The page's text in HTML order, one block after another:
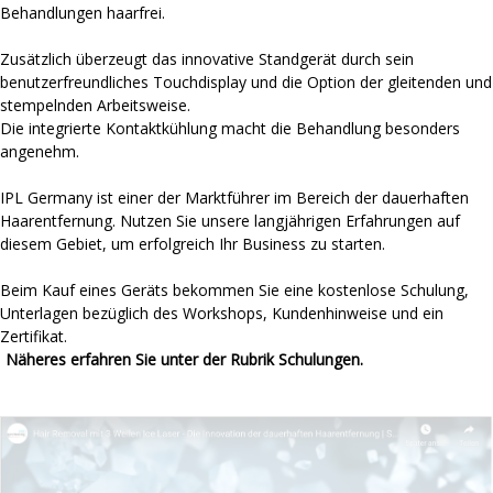
Behandlungen haarfrei.
Zusätzlich überzeugt das innovative Standgerät durch sein
benutzerfreundliches Touchdisplay und die Option der gleitenden und
stempelnden Arbeitsweise.
Die integrierte Kontaktkühlung macht die Behandlung besonders
angenehm.
IPL Germany ist einer der Marktführer im Bereich der dauerhaften
Haarentfernung. Nutzen Sie unsere langjährigen Erfahrungen auf
diesem Gebiet, um erfolgreich Ihr Business zu starten.
Beim Kauf eines Geräts bekommen Sie eine kostenlose Schulung,
Unterlagen bezüglich des Workshops, Kundenhinweise und ein
Zertifikat.
Näheres erfahren Sie unter der Rubrik Schulungen.